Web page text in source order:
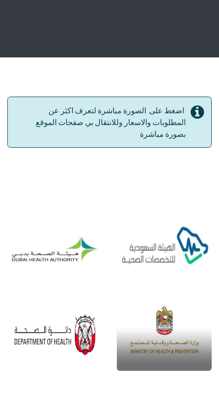
اضغط على الصورة مباشرة لتعرف اكثر عن
المطلوبات والاسعار وللانتقال بي صفحات الموقع
بصورة مباشرة